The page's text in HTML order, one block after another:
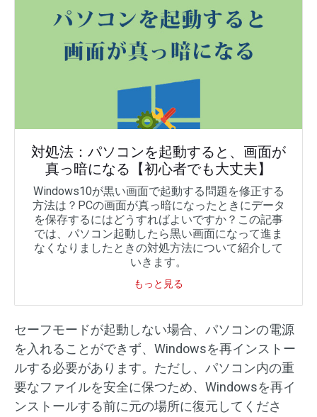
対処法：パソコンを起動すると、画面が
真っ暗になる【初心者でも大丈夫】
Windows10が黒い画面で起動する問題を修正する
方法は？PCの画面が真っ暗になったときにデータ
を保存するにはどうすればよいですか？この記事
では、パソコン起動したら黒い画面になって進ま
なくなりましたときの対処方法について紹介して
いきます。
もっと見る
セーフモードが起動しない場合、パソコンの電源
を入れることができず、Windowsを再インストー
ルする必要があります。ただし、パソコン内の重
要なファイルを安全に保つため、Windowsを再イ
ンストールする前に元の場所に復元してくださ